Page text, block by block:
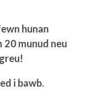
hunan
20 munud neu
i bawb.